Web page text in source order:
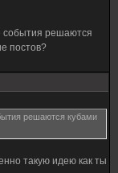
события решаются
постов?
решаются кубами
такую идею как ты